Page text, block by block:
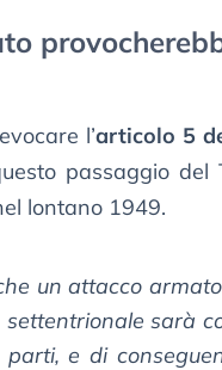
l’articolo 5
passaggio
lontano 1949.
un attacco
settentrionale sarà
e di